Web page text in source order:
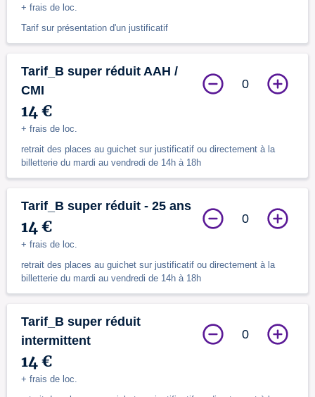
+ frais de loc.
Tarif sur présentation d'un justificatif
Tarif_B super réduit AAH /
CMI
14 €
+ frais de loc.
retrait des places au guichet sur justificatif ou directement à la
billetterie du mardi au vendredi de 14h à 18h
0
Tarif_B super réduit - 25 ans
14 €
+ frais de loc.
retrait des places au guichet sur justificatif ou directement à la
billetterie du mardi au vendredi de 14h à 18h
0
Tarif_B super réduit
intermittent
14 €
+ frais de loc.
0